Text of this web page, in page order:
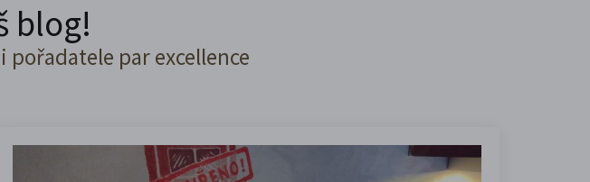
blog!
pořadatele par excellence